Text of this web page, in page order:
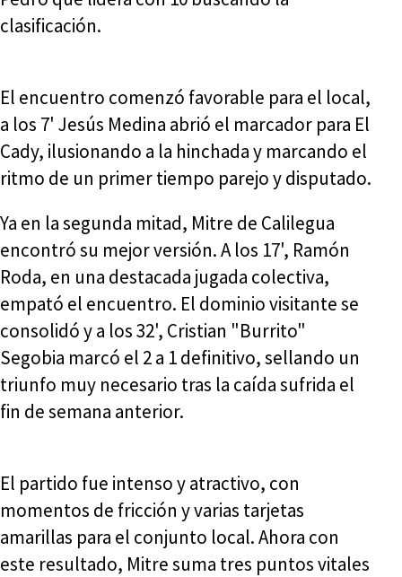
clasificación.
El encuentro comenzó favorable para el local,
a los 7' Jesús Medina abrió el marcador para El
Cady, ilusionando a la hinchada y marcando el
ritmo de un primer tiempo parejo y disputado.
Ya en la segunda mitad, Mitre de Calilegua
encontró su mejor versión. A los 17', Ramón
Roda, en una destacada jugada colectiva,
empató el encuentro. El dominio visitante se
consolidó y a los 32', Cristian "Burrito"
Segobia marcó el 2 a 1 definitivo, sellando un
triunfo muy necesario tras la caída sufrida el
fin de semana anterior.
El partido fue intenso y atractivo, con
momentos de fricción y varias tarjetas
amarillas para el conjunto local. Ahora con
este resultado, Mitre suma tres puntos vitales